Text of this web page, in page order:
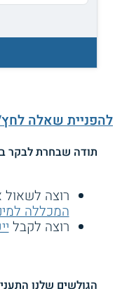
להפניית שאלה
תודה שבחרת לבקר
רוצה
המכללה
רוצה לקבל
הגולשים שלנו